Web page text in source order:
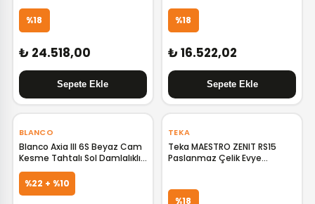
%18
₺ 24.518,00
%18
₺ 16.522,02
BLANCO
Blanco Axia III 6S Beyaz Cam
Kesme Tahtalı Sol Damlalıklı
Granit Evye 523477 B523477
%22 + %10
TEKA
Teka MAESTRO ZENIT RS15
Paslanmaz Çelik Evye
%18